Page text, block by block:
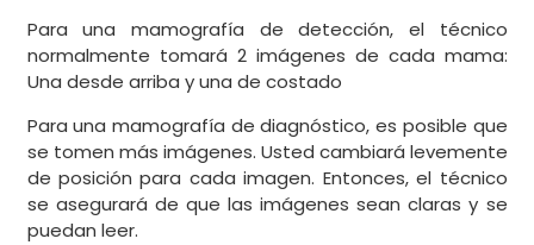
Para una mamografía de detección, el técnico
normalmente tomará 2 imágenes de cada mama:
Una desde arriba y una de costado
Para una mamografía de diagnóstico, es posible que
se tomen más imágenes. Usted cambiará levemente
de posición para cada imagen. Entonces, el técnico
se asegurará de que las imágenes sean claras y se
puedan leer.